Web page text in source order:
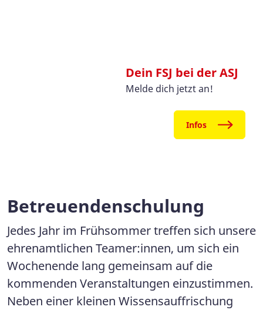
Dein FSJ bei der ASJ
Melde dich jetzt an!
Infos
Betreuendenschulung
Jedes Jahr im Frühsommer treffen sich unsere
ehrenamtlichen Teamer:innen, um sich ein
Wochenende lang gemeinsam auf die
kommenden Veranstaltungen einzustimmen.
Neben einer kleinen Wissensauffrischung